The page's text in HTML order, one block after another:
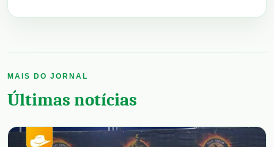
MAIS DO JORNAL
Últimas notícias